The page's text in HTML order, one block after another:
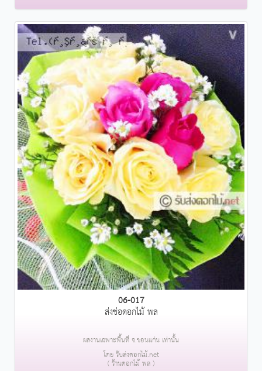
06-017
ส่งช่อดอกไม้ พล
ผลงานเฉพาะพื้นที่ จ.ขอนแก่น เท่านั้น
โดย รับส่งดอกไม้.net
( ร้านดอกไม้ พล )